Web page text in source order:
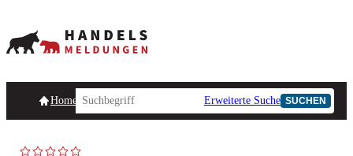
HomepageHandelsmeldungen Ad-Hoc-Meldungen
Erweiterte Suche SUCHEN